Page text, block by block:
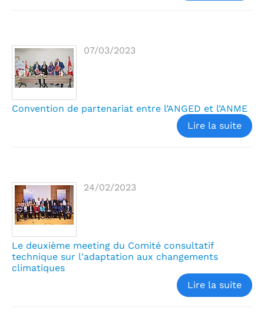
07/03/2023
Convention de partenariat entre l’ANGED et l’ANME
Lire la suite
24/02/2023
Le deuxième meeting du Comité consultatif
technique sur l'adaptation aux changements
climatiques
Lire la suite